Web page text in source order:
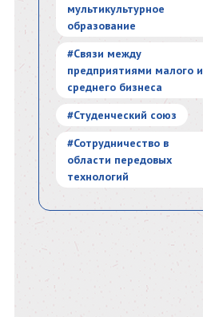
мультикультурное
образование
#Связи между
предприятиями малого и
среднего бизнеса
#Студенческий союз
#Сотрудничество в
области передовых
технологий